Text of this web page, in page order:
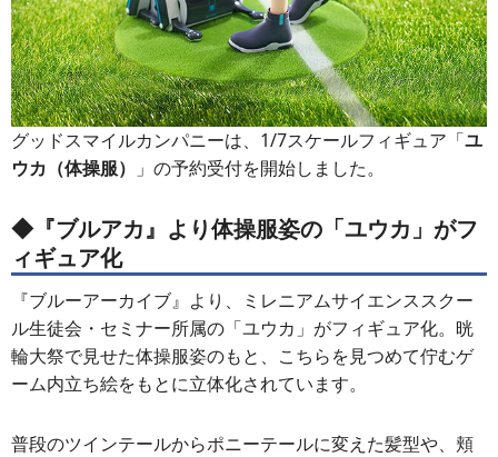
グッドスマイルカンパニーは、1/7スケールフィギュア「ユ
ウカ（体操服）
」の予約受付を開始しました。
◆『ブルアカ』より体操服姿の「ユウカ」がフ
ィギュア化
『ブルーアーカイブ』より、ミレニアムサイエンススクー
ル生徒会・セミナー所属の「ユウカ」がフィギュア化。晄
輪大祭で見せた体操服姿のもと、こちらを見つめて佇むゲ
ーム内立ち絵をもとに立体化されています。
普段のツインテールからポニーテールに変えた髪型や、頬